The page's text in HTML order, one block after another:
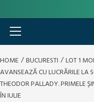
Primary
Menu
HOME BUCURESTI
LOT 1
AVANSEAZĂ CU LUCRĂRILE LA
THEODOR PALLADY. PRIMELE
ÎN IULIE